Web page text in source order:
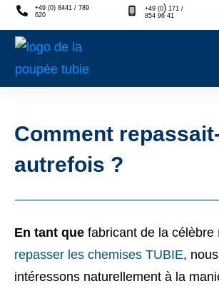
+49 (0) 8441 / 789
620
+49 (0)171 /
854 96 41
Comment
autrefois ?
En tant que fabricant de la célèbre
repasser les chemises TUBIE,
intéressons naturellement à la